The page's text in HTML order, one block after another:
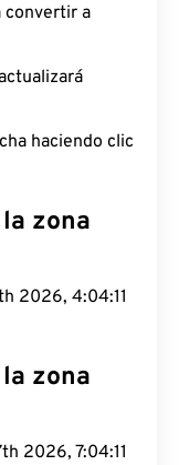
convertir a
haciendo clic
zona
2026, 4:04:12
zona
2026, 7:04:12